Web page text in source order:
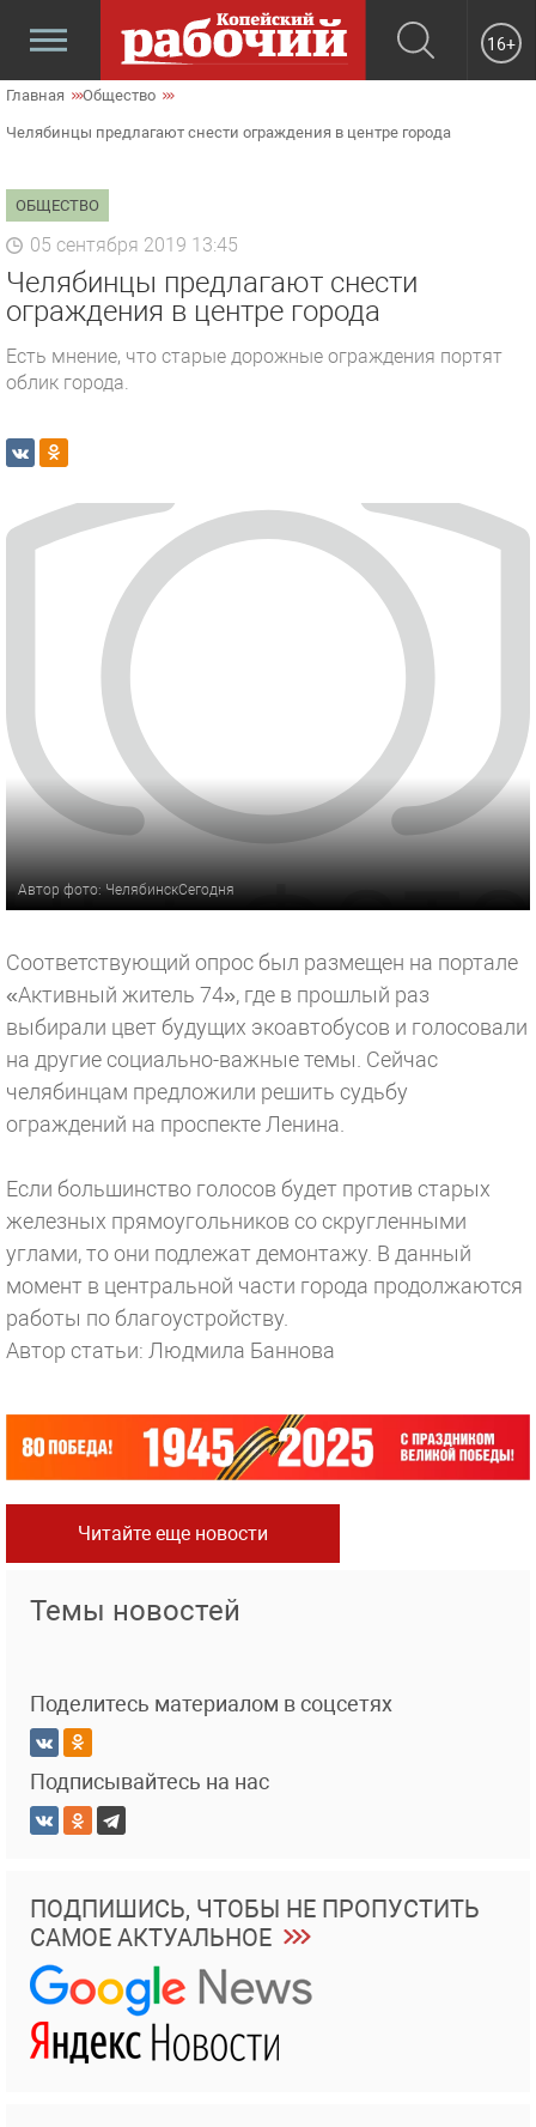
16+
Главная Общество
Челябинцы предлагают снести ограждения в центре города
ОБЩЕСТВО
05 сентября 2019 13:45
Челябинцы предлагают снести
ограждения в центре города
Есть мнение, что старые дорожные ограждения портят
облик города.
Автор фото: ЧелябинскСегодня
Соответствующий опрос был размещен на портале
«Активный житель 74», где в прошлый раз
выбирали цвет будущих экоавтобусов и голосовали
на другие социально-важные темы. Сейчас
челябинцам предложили решить судьбу
ограждений на проспекте Ленина.
Если большинство голосов будет против старых
железных прямоугольников со скругленными
углами, то они подлежат демонтажу. В данный
момент в центральной части города продолжаются
работы по благоустройству.
Автор статьи: Людмила Баннова
Читайте еще новости
Темы новостей
Поделитесь материалом в соцсетях
Подписывайтесь на нас
ПОДПИШИСЬ, ЧТОБЫ НЕ ПРОПУСТИТЬ
САМОЕ АКТУАЛЬНОЕ